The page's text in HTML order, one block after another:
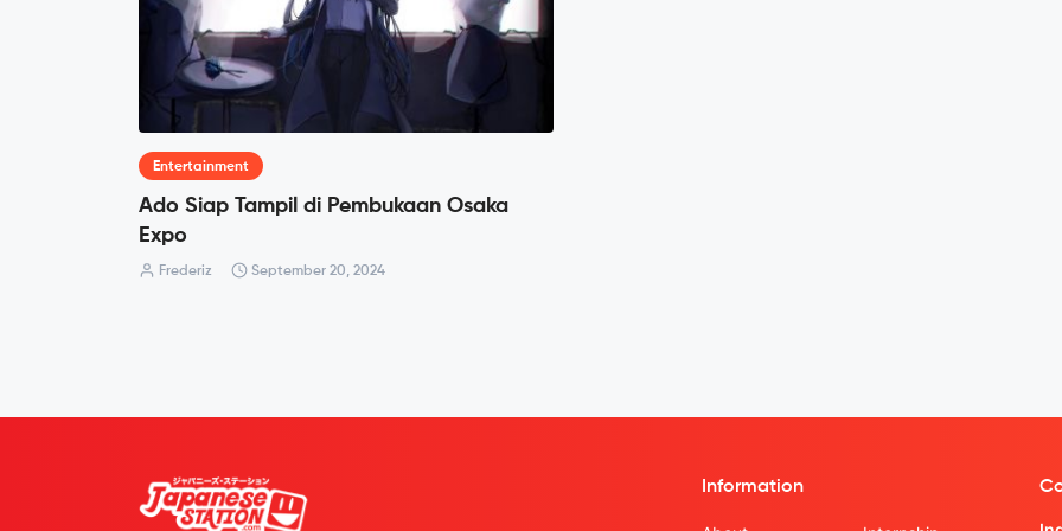
Entertainment
Ado Siap Tampil di Pembukaan Osaka
Expo
Frederiz September 20, 2024
Information